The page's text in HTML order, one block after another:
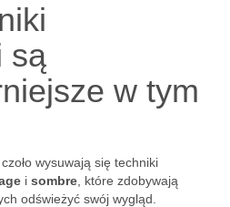
są
w tym
wysuwają się techniki
i sombre , które zdobywają
odświeżyć swój wygląd.